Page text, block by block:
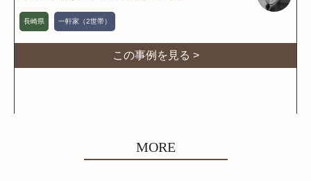
長崎県 一軒家（2世帯）
この事例を見る >
MORE